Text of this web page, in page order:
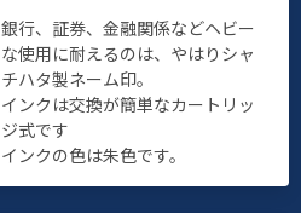
銀行、証券、金融関係などヘビー
な使用に耐えるのは、やはりシャ
チハタ製ネーム印。
インクは交換が簡単なカートリッ
ジ式です
インクの色は朱色です。